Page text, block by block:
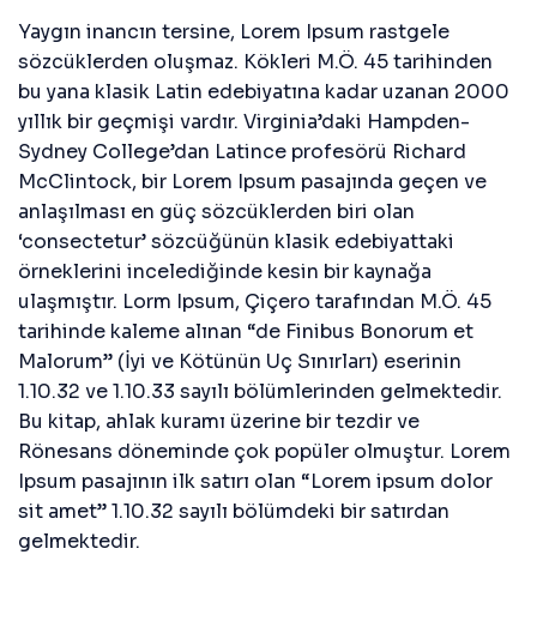
Yaygın inancın tersine, Lorem Ipsum rastgele
sözcüklerden oluşmaz. Kökleri M.Ö. 45 tarihinden
bu yana klasik Latin edebiyatına kadar uzanan 2000
yıllık bir geçmişi vardır. Virginia’daki Hampden-
Sydney College’dan Latince profesörü Richard
McClintock, bir Lorem Ipsum pasajında geçen ve
anlaşılması en güç sözcüklerden biri olan
‘consectetur’ sözcüğünün klasik edebiyattaki
örneklerini incelediğinde kesin bir kaynağa
ulaşmıştır. Lorm Ipsum, Çiçero tarafından M.Ö. 45
tarihinde kaleme alınan “de Finibus Bonorum et
Malorum” (İyi ve Kötünün Uç Sınırları) eserinin
1.10.32 ve 1.10.33 sayılı bölümlerinden gelmektedir.
Bu kitap, ahlak kuramı üzerine bir tezdir ve
Rönesans döneminde çok popüler olmuştur. Lorem
Ipsum pasajının ilk satırı olan “Lorem ipsum dolor
sit amet” 1.10.32 sayılı bölümdeki bir satırdan
gelmektedir.